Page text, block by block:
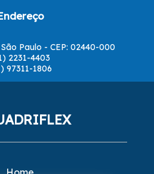
Paulo - CEP: 02440-000
2231-4403
97311-1806